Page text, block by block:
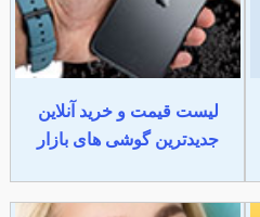
لیست قیمت و خرید آنلاین
جدیدترین گوشی های بازار